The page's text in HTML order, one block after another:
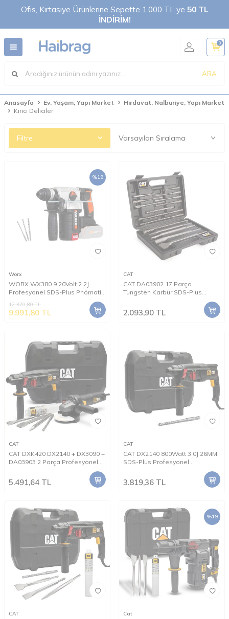
Ofis, Kırtasiye Ürünlerine Sepette 1.000 TL ye 50 TL
İNDİRİM!
ARA
0
Anasayfa Ev, Yaşam, Yapı Market
Hırdavat, Nalburiye, Yapı Market
Kırıcı Deliciler
Filtre
%19
Worx
WORX WX380.9 20Volt 2.2J
Profesyonel SDS-Plus Pnömatik
Kırıcı/Delici (Akü Dahil Değildir)
12.370,80TL
9.991,80 TL
CAT
CAT DA03902 17 Parça
Tungsten Karbür SDS-Plus
Beton Kırıcı/Delici Matkap Ucu
2.093,90 TL
CAT
CAT DXK420 DX2140 + DX3090 +
DA03903 2 Parça Profesyonel
5.491,64 TL
CAT
CAT DX2140 800Watt 3.0J 26MM
SDS-Plus Profesyonel
Kırıcı/Delici + 1 Adet Delici Uç
3.819,36 TL
CAT
%19
Cat